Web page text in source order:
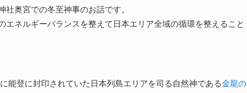
奥宮での冬至神事のお話です。
ネルギーバランスを整えて日本エリア全域の循環を整えること
能登に封印されていた日本列島エリアを司る自然神である金龍の